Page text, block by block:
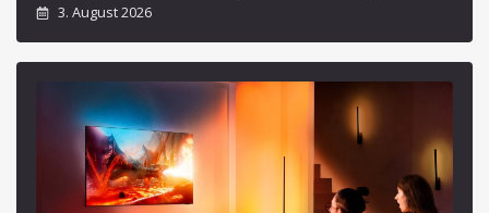
3. August 2026